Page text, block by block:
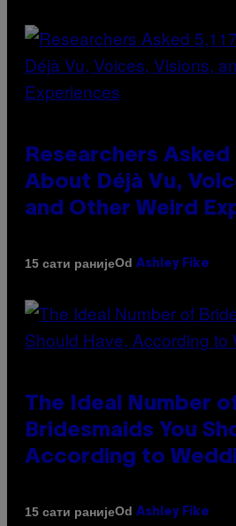
Researchers Asked
About Déjà Vu,
and Other Weird
15 сати ранијеOd Ashley Fike
The Ideal Number
Bridesmaids You
According to
15 сати ранијеOd Ashley Fike